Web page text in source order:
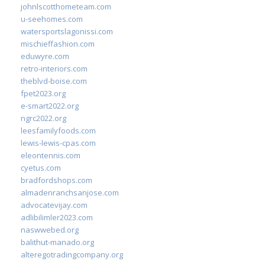
johnlscotthometeam.com
u-seehomes.com
watersportslagonissi.com
mischieffashion.com
eduwyre.com
retro-interiors.com
theblvd-boise.com
fpet2023.org
e-smart2022.org
ngrc2022.org
leesfamilyfoods.com
lewis-lewis-cpas.com
eleontennis.com
cyetus.com
bradfordshops.com
almadenranchsanjose.com
advocatevijay.com
adlibilimler2023.com
naswwebed.org
balithut-manado.org
alteregotradingcompany.org